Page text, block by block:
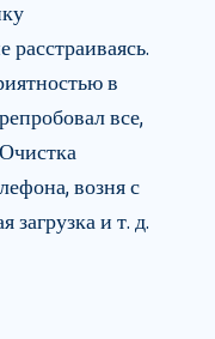
расстраиваясь.
в
все,
возня с
загрузка и т. д.